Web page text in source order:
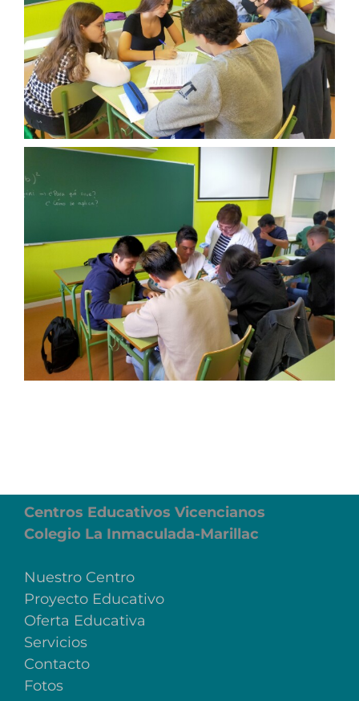
Centros Educativos Vicencianos
Colegio La Inmaculada-Marillac
Nuestro Centro
Proyecto Educativo
Oferta Educativa
Servicios
Contacto
Fotos